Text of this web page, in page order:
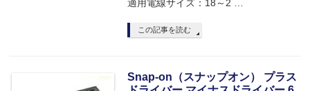
適用電線サイズ：18～2 …
この記事を読む
Snap-on（スナップオン） プラス